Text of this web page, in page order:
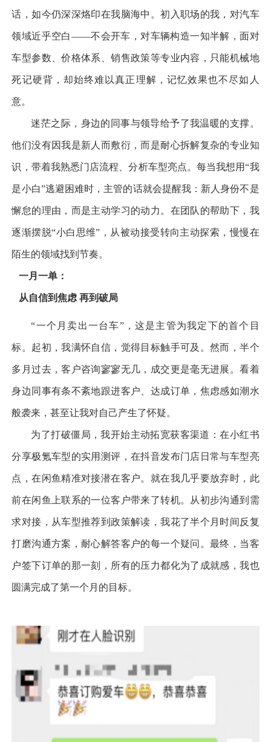
话，如今仍深深烙印在我脑海中。初入职场的我，对汽车
领域近乎空白——不会开车，对车辆构造一知半解，面对
车型参数、价格体系、销售政策等专业内容，只能机械地
死记硬背，却始终难以真正理解，记忆效果也不尽如人
意。
迷茫之际，身边的同事与领导给予了我温暖的支撑。
他们没有因我是新人而敷衍，而是耐心拆解复杂的专业知
识，带着我熟悉门店流程、分析车型亮点。每当我想用“我
是小白”逃避困难时，主管的话就会提醒我：新人身份不是
懈怠的理由，而是主动学习的动力。在团队的帮助下，我
逐渐摆脱“小白思维” ，从被动接受转向主动探索，慢慢在
陌生的领域找到节奏。
一月一单：
从自信到焦虑 再到破局
“一个月卖出一台车”，这是主管为我定下的首个目
标。起初，我满怀自信，觉得目标触手可及。然而，半个
多月过去，客户咨询寥寥无几，成交更是毫无进展。看着
身边同事有条不紊地跟进客户、达成订单，焦虑感如潮水
般袭来，甚至让我对自己产生了怀疑。
为了打破僵局，我开始主动拓宽获客渠道：在小红书
分享极氪车型的实用测评，在抖音发布门店日常与车型亮
点，在闲鱼精准对接潜在客户。就在我几乎要放弃时，此
前在闲鱼上联系的一位客户带来了转机。从初步沟通到需
求对接，从车型推荐到政策解读，我花了半个月时间反复
打磨沟通方案，耐心解答客户的每一个疑问。最终，当客
户签下订单的那一刻，所有的压力都化为了成就感，我也
圆满完成了第一个月的目标。